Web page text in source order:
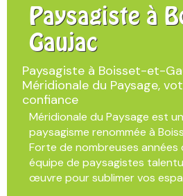
Paysagiste à
Gaujac
Paysagiste à Boisset-et-
Méridionale du Paysage,
confiance
Méridionale du Paysage est
paysagisme renommée à
Forte de nombreuses années
équipe de paysagistes
œuvre pour sublimer vos